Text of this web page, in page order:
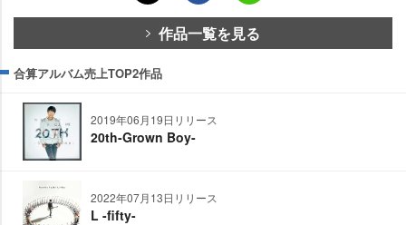
作品一覧を見る
合算アルバム売上TOP2作品
2019年06月19日リリース
20th-Grown Boy-
2022年07月13日リリース
L -fifty-